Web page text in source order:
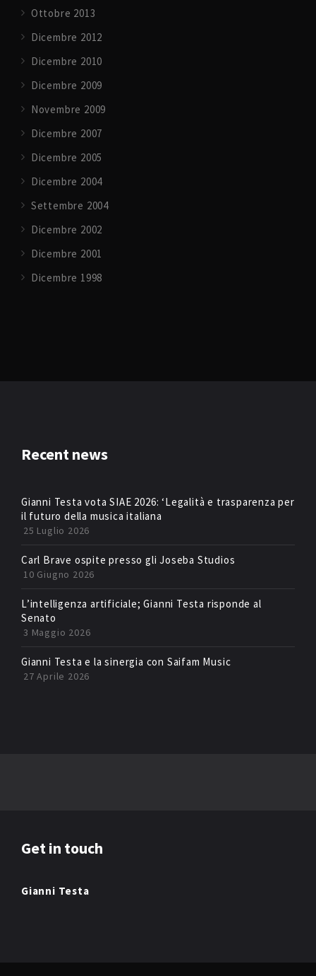
Ottobre 2013
Dicembre 2012
Dicembre 2010
Dicembre 2009
Novembre 2009
Dicembre 2007
Dicembre 2005
Dicembre 2004
Settembre 2004
Dicembre 2002
Dicembre 2001
Dicembre 1998
Recent news
Gianni Testa vota SIAE 2026: ‘Legalità e trasparenza per
il futuro della musica italiana
25 Luglio 2026
Carl Brave ospite presso gli Joseba Studios
10 Giugno 2026
L’intelligenza artificiale; Gianni Testa risponde al
Senato
3 Maggio 2026
Gianni Testa e la sinergia con Saifam Music
27 Aprile 2026
Get in touch
Gianni Testa